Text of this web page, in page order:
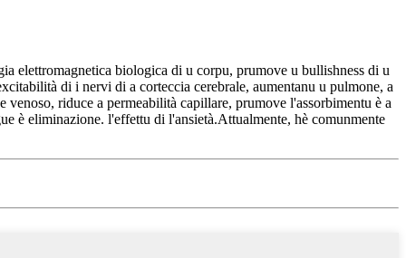
elettromagnetica biologica di u corpu, prumove u bullishness di u
di i nervi di a corteccia cerebrale, aumentanu u pulmone, a
riduce a permeabilità capillare, prumove l'assorbimentu è a
è eliminazione. l'effettu di l'ansietà.Attualmente, hè comunmente